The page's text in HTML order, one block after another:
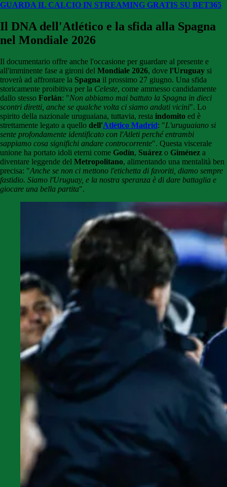
GUARDA IL CALCIO IN STREAMING GRATIS SU BET365
Il DNA dell'Atlético e la sfida alla Spagna
nel Mondiale 2026
Il documentario offre anche l'occasione per guardare al presente e
all'imminente fase a gironi del Mondiale 2026, dove l'Uruguay si
troverà ad affrontare la Spagna il prossimo 27 giugno. Una sfida
storicamente proibitiva per la Celeste, come ammesso candidamente
dallo stesso Forlán: "Non abbiamo mai battuto la Spagna in dieci
scontri diretti, anche se qualche volta ci siamo andati vicini". Lo
spirito della nazionale uruguaiana, tuttavia, resta indomito ed è
strettamente legato a quello dell'Atlético Madrid: "L'uruguaiano si
sente profondamente identificato con l'Atleti perché entrambi
sappiamo cosa significhi andare controcorrente". Questa viscerale
unione ha portato idoli eterni come Godín, Suárez o Giménez a
diventare leggende del Metropolitano, alimentando una mentalità ben
precisa: "Anche se non ci mettono l'etichetta di favoriti, diamo sempre
fastidio. Siamo l'Uruguay, e la nostra speranza è di dare battaglia e
giocare una bella partita".